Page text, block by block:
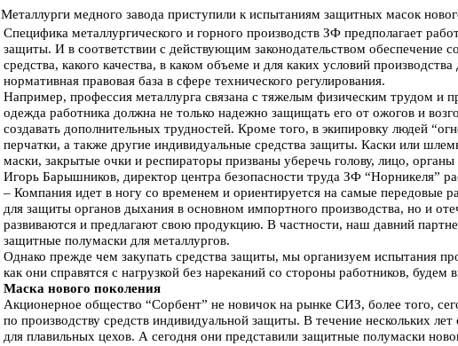
Металлурги медного завода приступили к испытаниям защитных масок
Специфика металлургического и горного производств ЗФ предполагает
защиты. И в соответствии с действующим законодательством обеспечение
средства, какого качества, в каком объеме и для каких условий
нормативная правовая база в сфере технического регулирования.
Например, профессия металлурга связана с тяжелым физическим трудом и
одежда работника должна не только надежно защищать его от ожогов и
создавать дополнительных трудностей. Кроме того, в экипировку людей
перчатки, а также другие индивидуальные средства защиты. Каски или
маски, закрытые очки и респираторы призваны уберечь голову, лицо,
Игорь Барышников, директор центра безопасности труда ЗФ “Норникеля”
– Компания идет в ногу со временем и ориентируется на самые передовые
для защиты органов дыхания в основном импортного производства, но и
развиваются и предлагают свою продукцию. В частности, наш давний
защитные полумаски для металлургов.
Однако прежде чем закупать средства защиты, мы организуем испытания
как они справятся с нагрузкой без нареканий со стороны работников, будем
Маска нового поколения
Акционерное общество “Сорбент” не новичок на рынке СИЗ, более того,
по производству средств индивидуальной защиты. В течение нескольких
для плавильных цехов. А сегодня они представили защитные полумаски